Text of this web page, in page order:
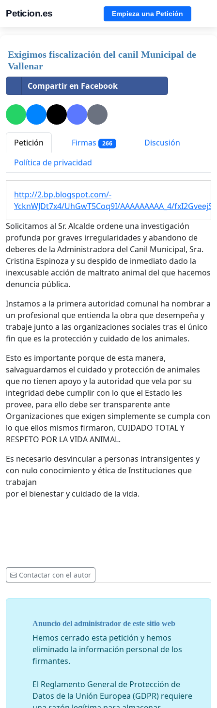
Peticion.es Empieza una Petición
Exigimos fiscalización del canil Municipal de
Vallenar
Compartir en Facebook
Petición Firmas 266
Discusión
Política de privacidad
http://2.bp.blogspot.com/-
YcknWJDt7x4/UhGwT5Coq9I/AAAAAAAAA_4/
Solicitamos al Sr. Alcalde ordene una investigación
profunda por graves irregularidades y abandono de
deberes de la Administradora del Canil Municipal, Sra.
Cristina Espinoza y su despido de inmediato dado la
inexcusable acción de maltrato animal del que hacemos
denuncia pública.
Instamos a la primera autoridad comunal ha nombrar a
un profesional que entienda la obra que desempeña y
trabaje junto a las organizaciones sociales tras el único
fin que es la protección y cuidado de los animales.
Esto es importante porque de esta manera,
salvaguardamos el cuidado y protección de animales
que no tienen apoyo y la autoridad que vela por su
integridad debe cumplir con lo que el Estado les
provee, para ello debe ser transparente ante
Organizaciones que exigen simplemente se cumpla con
lo que ellos mismos firmaron, CUIDADO TOTAL Y
RESPETO POR LA VIDA ANIMAL.
Es necesario desvincular a personas intransigentes y
con nulo conocimiento y ética de Instituciones que
trabajan
por el bienestar y cuidado de la vida.
Contactar con el autor
Anuncio del administrador de este sitio web
Hemos cerrado esta petición y hemos
eliminado la información personal de los
firmantes.
El Reglamento General de Protección de
Datos de la Unión Europea (GDPR) requiere